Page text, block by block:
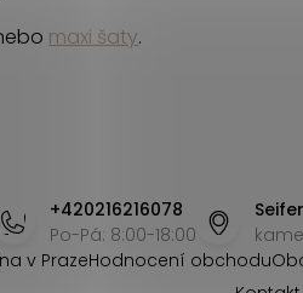
maxi šaty.
+420216216078
Po-Pá: 8:00-18:00
v PrazeHodnocení obchodu